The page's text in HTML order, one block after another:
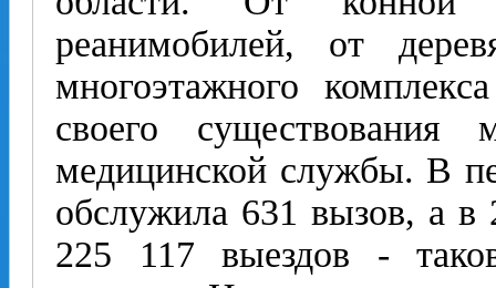
реанимобилей, от
многоэтажного
своего существования
медицинской службы. В
обслужила 631 вызов, а в
225 117 выездов -